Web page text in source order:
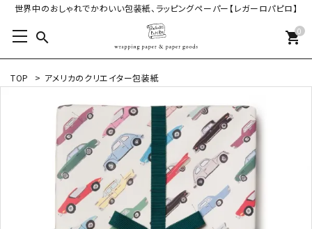
世界中のおしゃれでかわいい包装紙、ラッピングペーパー【レガーロパピロ】
search 0
shopping_cart
TOP > アメリカのクリエイター包装紙